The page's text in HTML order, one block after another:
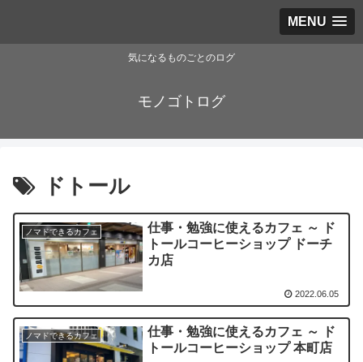
MENU
気になるものごとのログ
モノゴトログ
ドトール
ノマドできるカフェ
仕事・勉強に使えるカフェ ～ ド
トールコーヒーショップ ドーチ
カ店
2022.06.05
ノマドできるカフェ
仕事・勉強に使えるカフェ ～ ド
トールコーヒーショップ 本町店